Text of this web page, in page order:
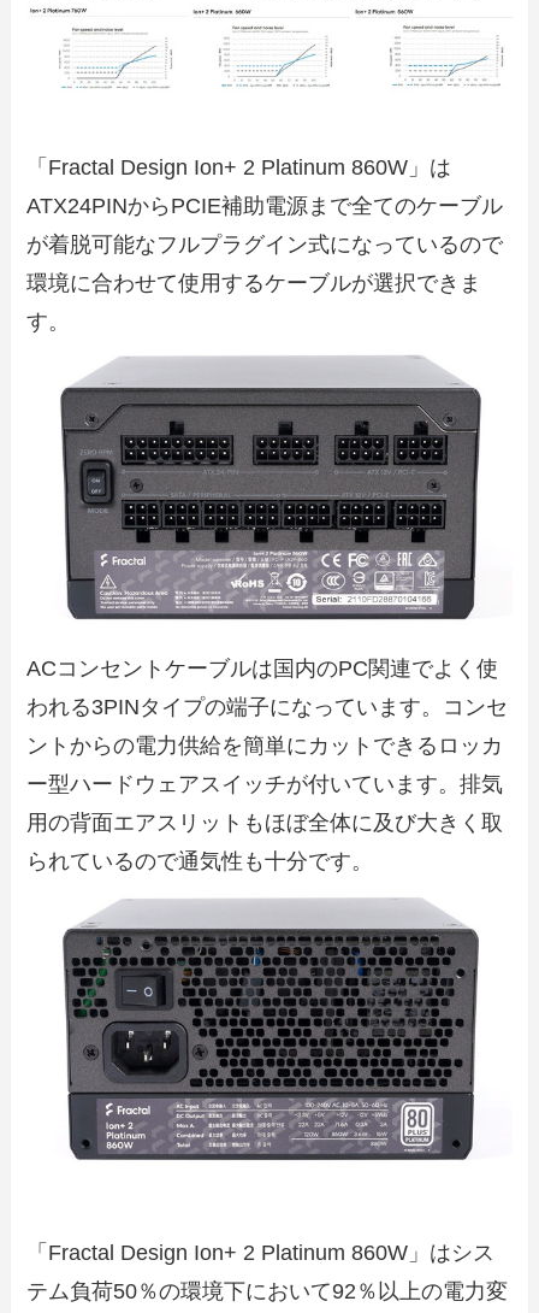
「Fractal Design Ion+ 2 Platinum 860W」は
ATX24PINからPCIE補助電源まで全てのケーブル
が着脱可能なフルプラグイン式になっているので
環境に合わせて使用するケーブルが選択できま
す。
ACコンセントケーブルは国内のPC関連でよく使
われる3PINタイプの端子になっています。コンセ
ントからの電力供給を簡単にカットできるロッカ
ー型ハードウェアスイッチが付いています。排気
用の背面エアスリットもほぼ全体に及び大きく取
られているので通気性も十分です。
「Fractal Design Ion+ 2 Platinum 860W」はシス
テム負荷50％の環境下において92％以上の電力変